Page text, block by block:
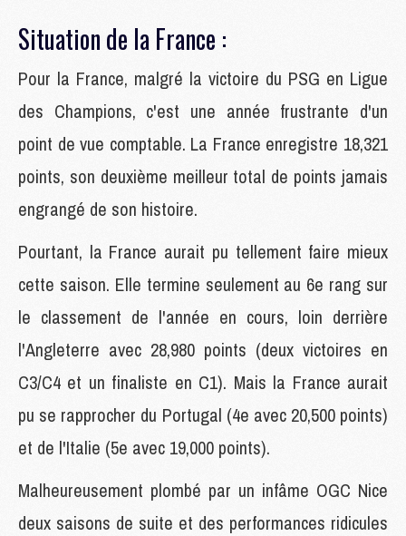
Situation de la France :
Pour la France, malgré la victoire du PSG en Ligue
des Champions, c'est une année frustrante d'un
point de vue comptable. La France enregistre 18,321
points, son deuxième meilleur total de points jamais
engrangé de son histoire.
Pourtant, la France aurait pu tellement faire mieux
cette saison. Elle termine seulement au 6e rang sur
le classement de l'année en cours, loin derrière
l'Angleterre avec 28,980 points (deux victoires en
C3/C4 et un finaliste en C1). Mais la France aurait
pu se rapprocher du Portugal (4e avec 20,500 points)
et de l'Italie (5e avec 19,000 points).
Malheureusement plombé par un infâme OGC Nice
deux saisons de suite et des performances ridicules